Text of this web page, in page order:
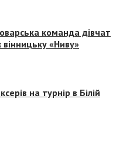
команда дівчат
«Ниву»
на турнір в Білій